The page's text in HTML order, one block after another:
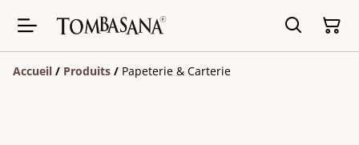
Accueil / Produits / Papeterie & Carterie